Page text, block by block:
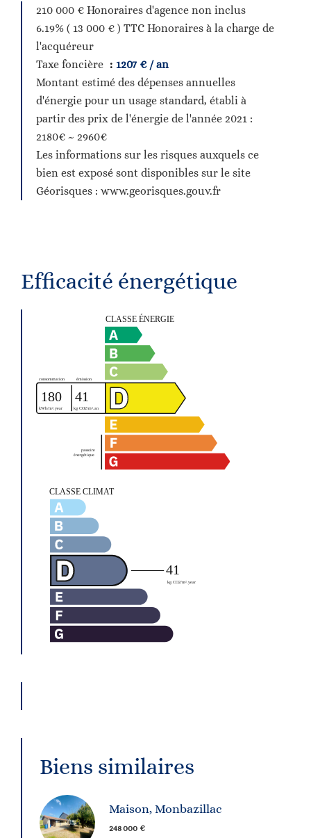
210 000 € Honoraires d'agence non inclus
6.19% ( 13 000 € ) TTC Honoraires à la charge de
l'acquéreur
Taxe foncière
1207 € / an
Montant estimé des dépenses annuelles
d'énergie pour un usage standard, établi à
partir des prix de l'énergie de l'année 2021 :
2180€ ~ 2960€
Les informations sur les risques auxquels ce
bien est exposé sont disponibles sur le site
Géorisques : www.georisques.gouv.fr
Efficacité énergétique
Biens similaires
Maison, Monbazillac
248 000 €